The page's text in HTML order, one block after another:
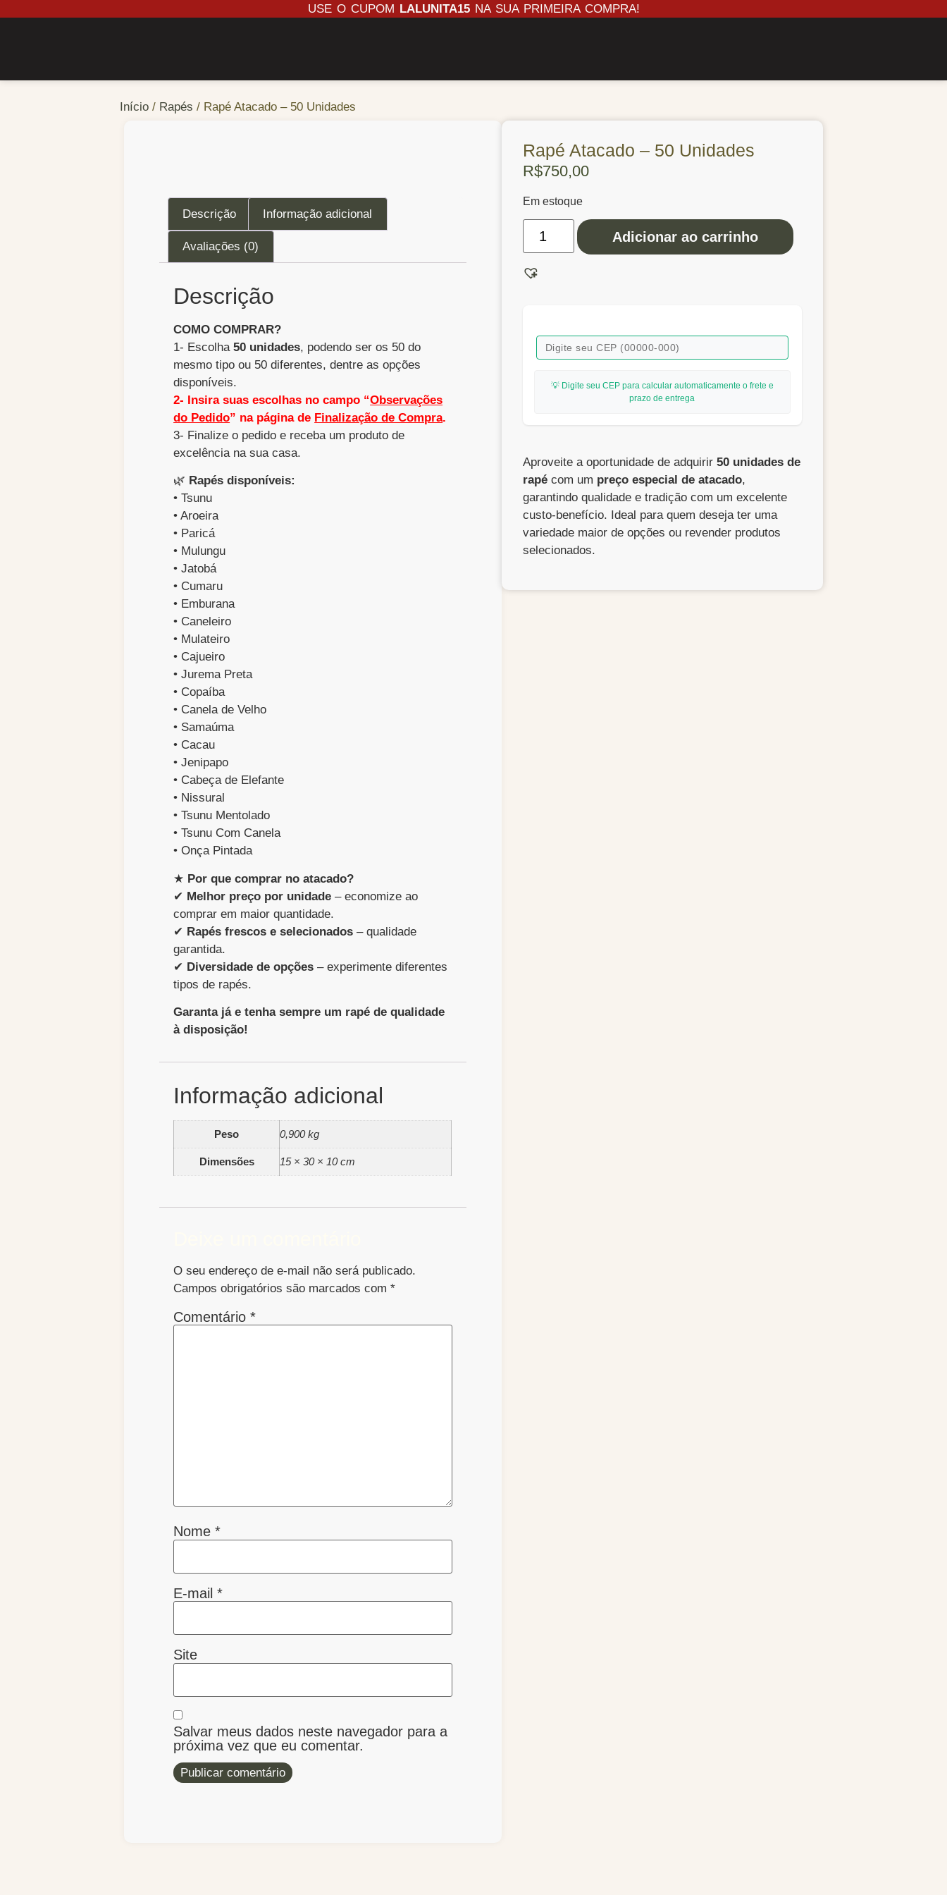
USE O CUPOM LALUNITA15NA SUA PRIMEIRA COMPRA!
Início / Rapés / Rapé Atacado – 50 Unidades
Descrição Informação adicional
Avaliações (0)
Descrição
COMO COMPRAR?
1- Escolha 50 unidades, podendo ser os 50 do
mesmo tipo ou 50 diferentes, dentre as opções
disponíveis.
2- Insira suas escolhas no campo “Observações
do Pedido” na página de Finalização de Compra.
3- Finalize o pedido e receba um produto de
excelência na sua casa.
🌿 Rapés disponíveis:
• Tsunu
• Aroeira
• Paricá
• Mulungu
• Jatobá
• Cumaru
• Emburana
• Caneleiro
• Mulateiro
• Cajueiro
• Jurema Preta
• Copaíba
• Canela de Velho
• Samaúma
• Cacau
• Jenipapo
• Cabeça de Elefante
• Nissural
• Tsunu Mentolado
• Tsunu Com Canela
• Onça Pintada
★ Por que comprar no atacado?
✔ Melhor preço por unidade – economize ao
comprar em maior quantidade.
✔ Rapés frescos e selecionados – qualidade
garantida.
✔ Diversidade de opções – experimente diferentes
tipos de rapés.
Garanta já e tenha sempre um rapé de qualidade
à disposição!
Informação adicional
Peso 0,900 kg
Dimensões 15 × 30 × 10 cm
O seu endereço de e-mail não será publicado.
Campos obrigatórios são marcados com*
Comentário*
Nome*
E-mail*
Site
Salvar meus dados neste navegador para a
próxima vez que eu comentar.
Rapé Atacado – 50 Unidades
R$750,00
Em estoque
Adicionar ao carrinho
💡 Digite seu CEP para calcular automaticamente o frete e
prazo de entrega
Aproveite a oportunidade de adquirir 50 unidades de
rapécom um preço especial de atacado,
garantindo qualidade e tradição com um excelente
custo-benefício. Ideal para quem deseja ter uma
variedade maior de opções ou revender produtos
selecionados.